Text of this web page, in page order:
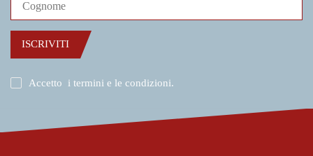
ISCRIVITI
Accetto i termini e le condizioni.